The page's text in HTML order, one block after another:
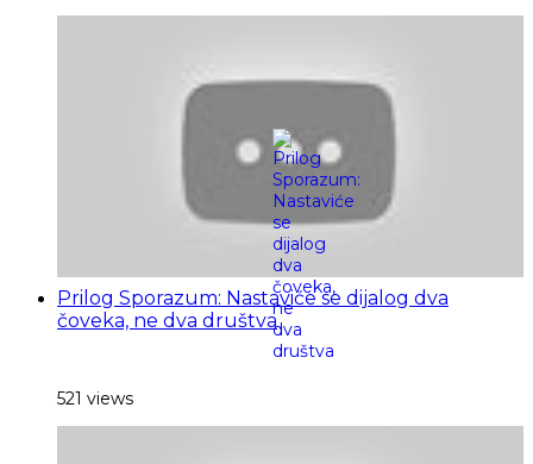
Prilog Sporazum: Nastaviće se dijalog dva
čoveka, ne dva društva
521 views